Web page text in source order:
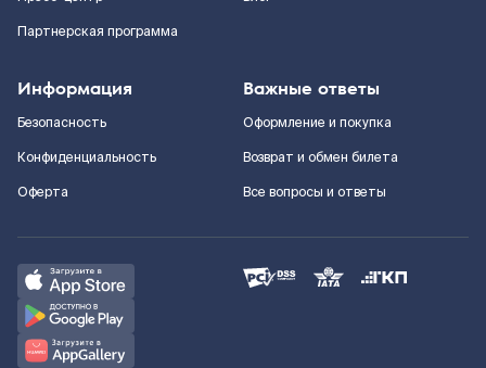
Партнерская программа
Информация
Безопасность
Конфиденциальность
Оферта
Важные ответы
Оформление и покупка
Возврат и обмен билета
Все вопросы и ответы